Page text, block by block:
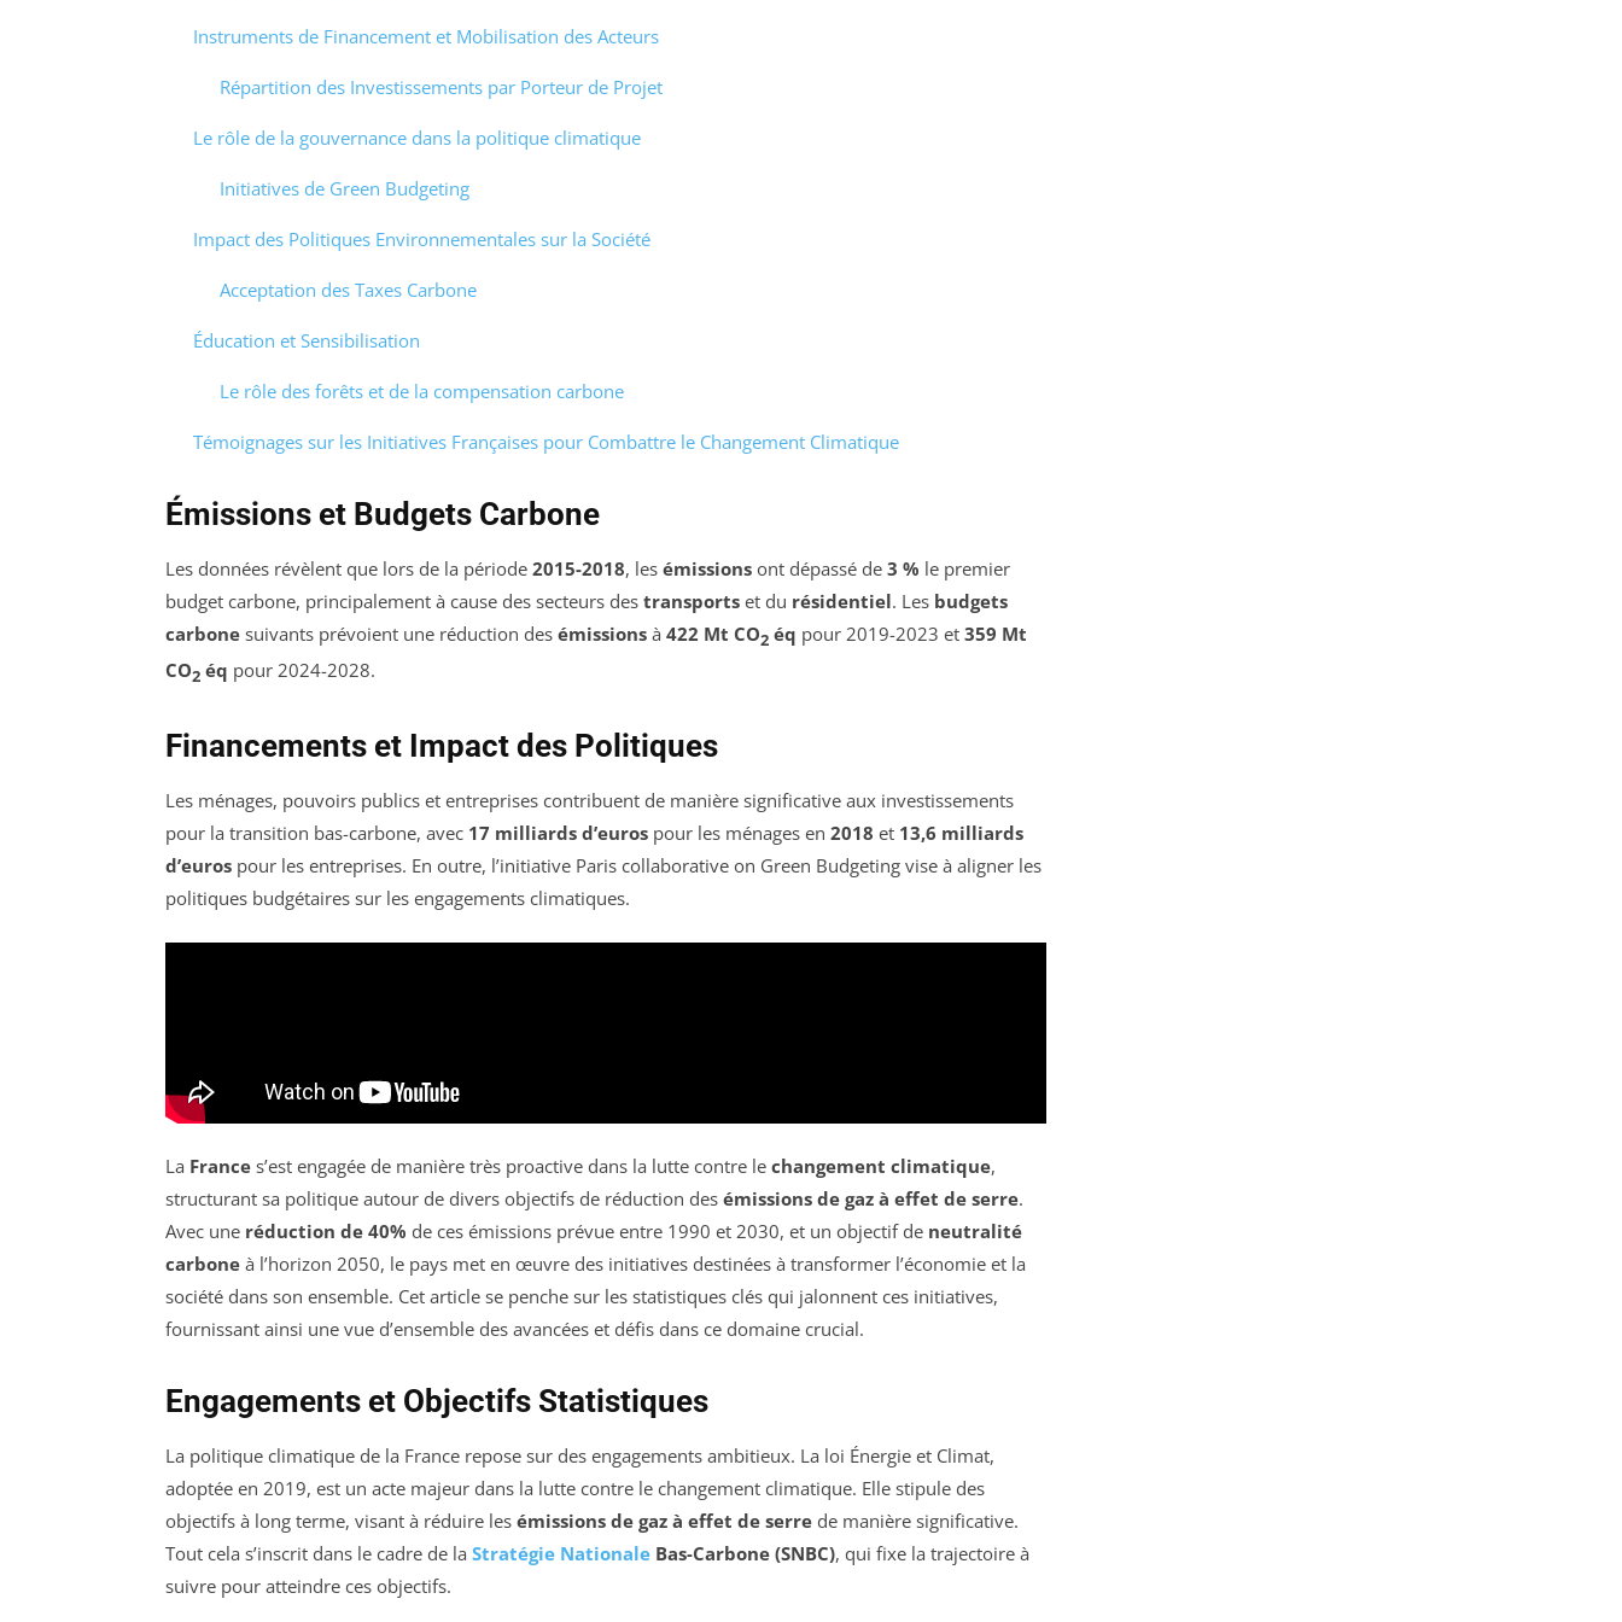
Instruments de Financement et Mobilisation des Acteurs
Répartition des Investissements par Porteur de Projet
Le rôle de la gouvernance dans la politique climatique
Initiatives de Green Budgeting
Impact des Politiques Environnementales sur la Société
Acceptation des Taxes Carbone
Éducation et Sensibilisation
Le rôle des forêts et de la compensation carbone
Témoignages sur les Initiatives Françaises pour Combattre le Changement Climatique
Émissions et Budgets Carbone
Les données révèlent que lors de la période 2015-2018, les émissions ont dépassé de 3 % le premier
budget carbone, principalement à cause des secteurs des transports et du résidentiel. Les budgets
carbone suivants prévoient une réduction des émissions à 422 Mt CO2 éq pour 2019-2023 et 359 Mt
CO2 éq pour 2024-2028.
Financements et Impact des Politiques
Les ménages, pouvoirs publics et entreprises contribuent de manière significative aux investissements
pour la transition bas-carbone, avec 17 milliards d’euros pour les ménages en 2018 et 13,6 milliards
d’euros pour les entreprises. En outre, l’initiative Paris collaborative on Green Budgeting vise à aligner les
politiques budgétaires sur les engagements climatiques.
La France s’est engagée de manière très proactive dans la lutte contre le changement climatique,
structurant sa politique autour de divers objectifs de réduction des émissions de gaz à effet de serre.
Avec une réduction de 40% de ces émissions prévue entre 1990 et 2030, et un objectif de neutralité
carbone à l’horizon 2050, le pays met en œuvre des initiatives destinées à transformer l’économie et la
société dans son ensemble. Cet article se penche sur les statistiques clés qui jalonnent ces initiatives,
fournissant ainsi une vue d’ensemble des avancées et défis dans ce domaine crucial.
Engagements et Objectifs Statistiques
La politique climatique de la France repose sur des engagements ambitieux. La loi Énergie et Climat,
adoptée en 2019, est un acte majeur dans la lutte contre le changement climatique. Elle stipule des
objectifs à long terme, visant à réduire les émissions de gaz à effet de serre de manière significative.
Tout cela s’inscrit dans le cadre de la Stratégie Nationale Bas-Carbone (SNBC), qui fixe la trajectoire à
suivre pour atteindre ces objectifs.